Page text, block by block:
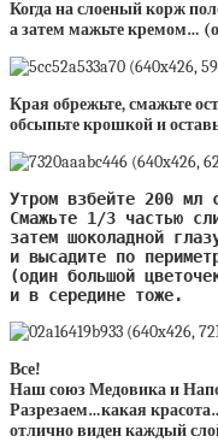
Когда на слоеный корж
а затем мажьте кремом…
Края обрежьте, смажьте
обсыпьте крошкой и
Утром взбейте 200 мл
Смажьте 1/3 частью
затем шоколадной
и высадите по
(один большой
и в середине тоже.
Все!
Наш союз Медовика и
Разрезаем…какая
отлично виден каждый